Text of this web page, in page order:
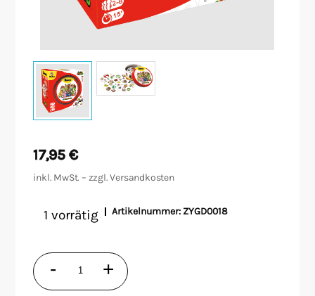
Sammelkartenspiele
Spielzubehör
Tabletop
17,95€
inkl. MwSt. – zzgl.Versandkosten
1 vorrätig Artikelnummer: ZYGD0018
-
Dobble+